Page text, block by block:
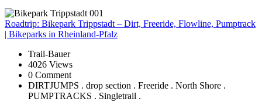
Roadtrip: Bikepark Trippstadt – Dirt, Freeride, Flowline, Pumptrack
| Bikeparks in Rheinland-Pfalz
Trail-Bauer
4026 Views
0 Comment
DIRTJUMPS . drop section . Freeride . North Shore .
PUMPTRACKS . Singletrail .